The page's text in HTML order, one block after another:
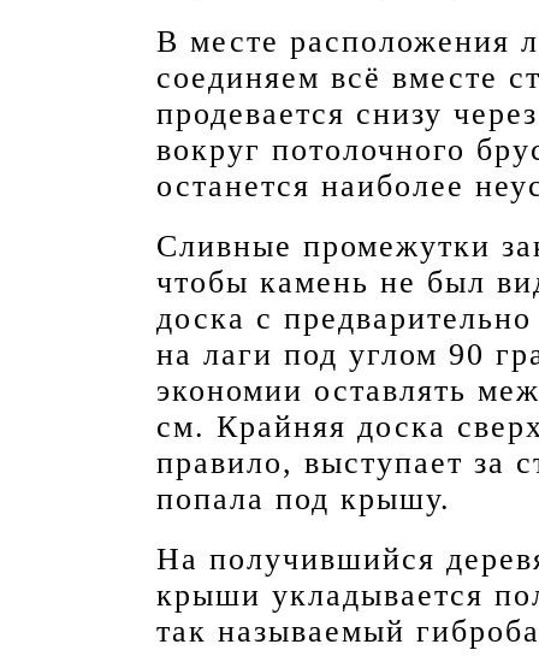
В месте расположения
соединяем всё вместе
продевается снизу
вокруг потолочного
останется наиболее
Сливные промежутки
чтобы камень не был
доска с
на лаги под углом 90
экономии оставлять
см. Крайняя доска
правило, выступает за
попала под крышу.
На получившийся
крыши укладывается
так называемый